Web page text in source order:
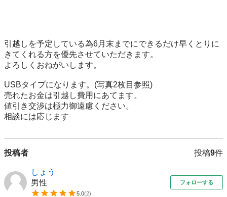
引越しを予定している為6月末までにできるだけ早くとりに
きてくれる方を優先させていただきます。
よろしくおねがいします。
USBタイプになります。(写真2枚目参照)
売れたお金は引越し費用にあてます。
値引き交渉は極力御遠慮ください。
相談には応じます
投稿者 投稿9件
しょう
男性
5.0(2)
フォローする